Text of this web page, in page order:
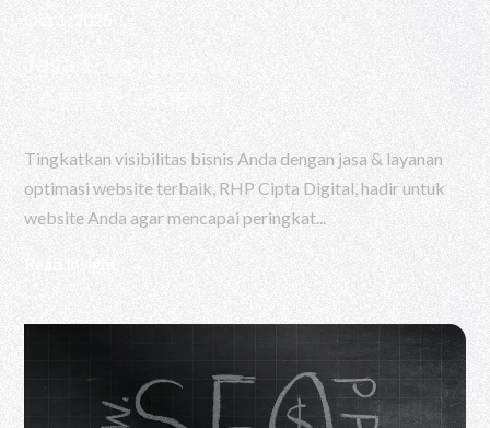
Tingkatkan visibilitas bisnis Anda dengan jasa & layanan
optimasi website terbaik, RHP Cipta Digital, hadir untuk
website Anda agar mencapai peringkat...